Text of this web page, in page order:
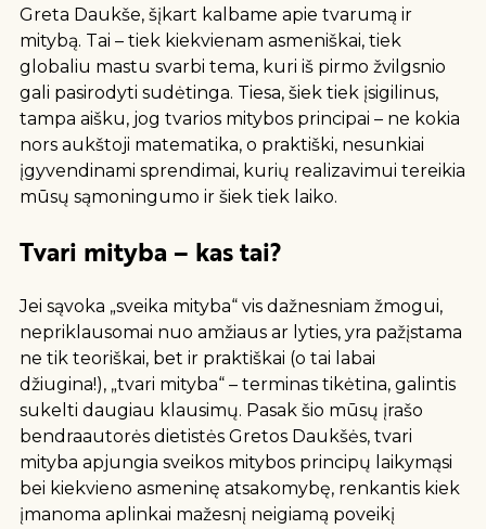
Greta Daukše, šįkart kalbame apie tvarumą ir
mitybą. Tai – tiek kiekvienam asmeniškai, tiek
globaliu mastu svarbi tema, kuri iš pirmo žvilgsnio
gali pasirodyti sudėtinga. Tiesa, šiek tiek įsigilinus,
tampa aišku, jog tvarios mitybos principai – ne kokia
nors aukštoji matematika, o praktiški, nesunkiai
įgyvendinami sprendimai, kurių realizavimui tereikia
mūsų sąmoningumo ir šiek tiek laiko.
Tvari mityba – kas tai?
Jei sąvoka „sveika mityba“ vis dažnesniam žmogui,
nepriklausomai nuo amžiaus ar lyties, yra pažįstama
ne tik teoriškai, bet ir praktiškai (o tai labai
džiugina!), „tvari mityba“ – terminas tikėtina, galintis
sukelti daugiau klausimų. Pasak šio mūsų įrašo
bendraautorės dietistės Gretos Daukšės, tvari
mityba apjungia sveikos mitybos principų laikymąsi
bei kiekvieno asmeninę atsakomybę, renkantis kiek
įmanoma aplinkai mažesnį neigiamą poveikį